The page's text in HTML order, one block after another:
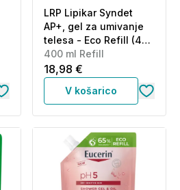
LRP Lipikar Syndet
AP+, gel za umivanje
telesa - Eco Refill (400
ml)
400 ml Refill
18,98 €
V košarico